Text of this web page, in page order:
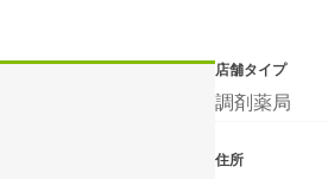
店舗タイプ
調剤薬局
住所